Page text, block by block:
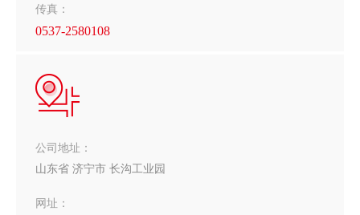
传真：
0537-2580108
公司地址：
山东省 济宁市 长沟工业园
网址：